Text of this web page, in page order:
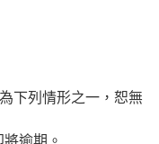
下列情形之一，恕無